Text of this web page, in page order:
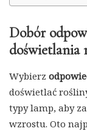
Dobór
doświetlania
Wybierz
doświetlać
typy lamp, aby
wzrostu. Oto